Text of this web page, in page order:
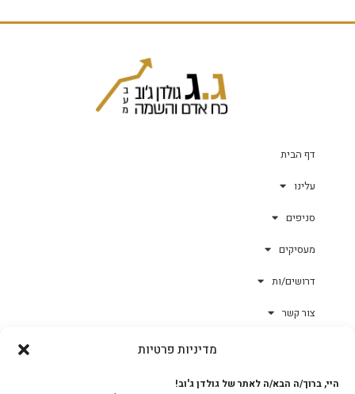
מדיניות פרטיות
היי, ברוך/ה הבא/ה לאתר של גולדן ג'וב!
דף הבית
עלינו
סניפים
מעסיקים
דרושים/ות
צור קשר